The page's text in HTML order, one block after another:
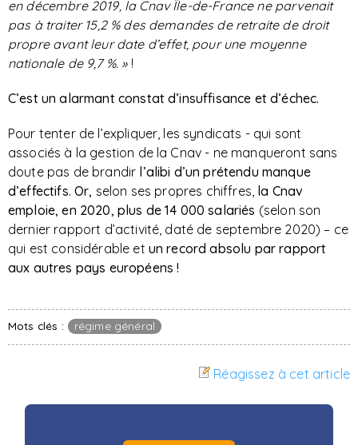
en décembre 2019, la Cnav Île-de-France ne parvenait
pas à traiter 15,2 % des demandes de retraite de droit
propre avant leur date d’effet, pour une moyenne
nationale de 9,7 %. »!
C’est un alarmant constat d’insuffisance et d’échec.
Pour tenter de l’expliquer, les syndicats - qui sont
associés à la gestion de la Cnav - ne manqueront sans
doute pas de brandir l’alibi d’un prétendu manque
d’effectifs. Or, selon ses propres chiffres, la Cnav
emploie, en 2020, plus de 14 000 salariés (selon son
dernier rapport d’activité, daté de septembre 2020) – ce
qui est considérable et un record absolu par rapport
aux autres pays européens !
Mots clés : régime général
Réagissez à cet article